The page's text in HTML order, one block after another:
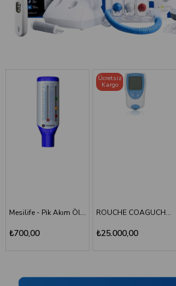
ROUCHE COAGUCHEK XS SYSTEM INR Ölçüm Cihazı
₺25.000,00
PLUSMED Fasttest HBlyzer Hemoglobin Ölçüm Cihazı
₺1.964,57